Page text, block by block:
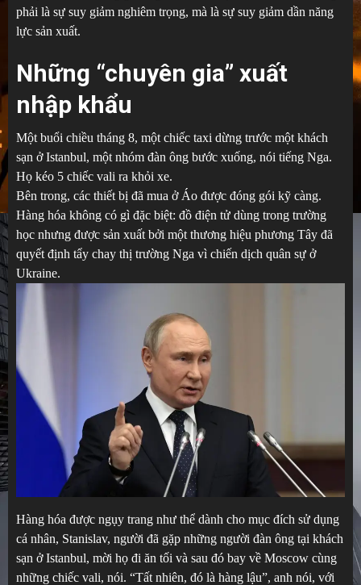
phải là sự suy giảm nghiêm trọng, mà là sự suy giảm dần năng
lực sản xuất.
Những “chuyên gia” xuất
nhập khẩu
Một buổi chiều tháng 8, một chiếc taxi dừng trước một khách
sạn ở Istanbul, một nhóm đàn ông bước xuống, nói tiếng Nga.
Họ kéo 5 chiếc vali ra khỏi xe.
Bên trong, các thiết bị đã mua ở Áo được đóng gói kỹ càng.
Hàng hóa không có gì đặc biệt: đồ điện tử dùng trong trường
học nhưng được sản xuất bởi một thương hiệu phương Tây đã
quyết định tẩy chay thị trường Nga vì chiến dịch quân sự ở
Ukraine.
Hàng hóa được ngụy trang như thể dành cho mục đích sử dụng
cá nhân, Stanislav, người đã gặp những người đàn ông tại khách
sạn ở Istanbul, mời họ đi ăn tối và sau đó bay về Moscow cùng
những chiếc vali, nói. “Tất nhiên, đó là hàng lậu”, anh nói, với